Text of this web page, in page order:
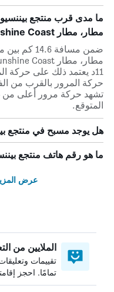
ما مدى قرب منتجع
مطار، مطار Sunshine Coast؟
ضمن مسافة
11د يعتمد ذلك على حركة
حركة المرور بالقرب من
تشهد حركة مرور أعلى من
المتوقع.
هل يوجد مسبح في منتجع
ما هو رقم هاتف منتجع
عرض
الملايين من
تقييمات
تمامًا. احجز